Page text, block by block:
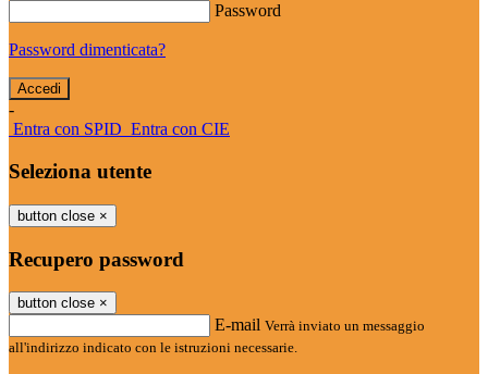
Password
Password dimenticata?
-
Entra con SPID Entra con CIE
Seleziona utente
button close ×
Recupero password
button close ×
E-mail Verrà inviato un messaggio
all'indirizzo indicato con le istruzioni necessarie.